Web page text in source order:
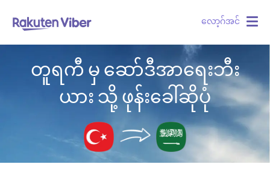
လော့ဂ်အင်
တူရကီ မှ ဆော်ဒီအာရေးဘီး
ယား သို့ ဖုန်းခေါ်ဆိုပုံ